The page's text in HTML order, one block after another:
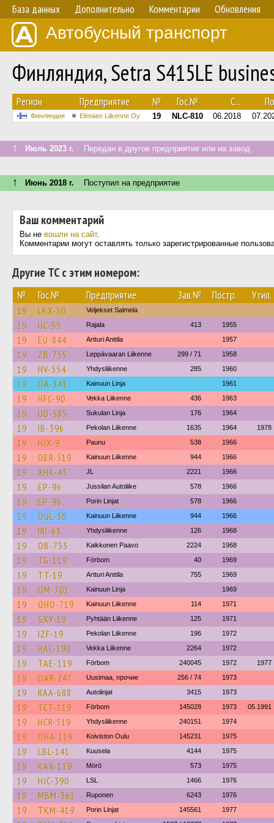
База данных Дополнительно Комментарии Обновления
Автобусный транспорт
Финляндия, Setra S415LE
Регион Предприятие № Гос.№ С...
Финляндия Elimäen Liikenne Oy 19 NLC-810 06.2018
↑ Июль 2023 г. Передан в другое предприятие или на завод
↑ Июнь 2018 г. Поступил на предприятие
Ваш комментарий
Вы не вошли на сайт.
Комментарии могут оставлять только зарегистрированные
Другие ТС с этим номером:
№ Гос.№ Предприятие Зав.№ Постр. Утил.
19 LKX-50 Veljekset Salmela
19 UC-55 Rajala 413 1955
19 EU-844 Artturi Anttila 1957
19 ZB-755 Leppävaaran Liikenne 299 / 71 1958
19 HV-554 Yhdysliikenne 285 1960
19 OÄ-341 Kainuun Linja 1961
19 HFC-90 Vekka Liikenne 436 1963
19 UD-585 Sukulan Linja 176 1964
19 IB-396 Pekolan Liikenne 1635 1964 1978
19 HJX-9 Paunu 538 1966
19 OER-519 Kainuun Liikenne 944 1966
19 XHK-43 JL 2221 1966
19 EP-96 Jussilan Autoliike 578 1966
19 EP-96 Porin Linjat 578 1966
19 OUL-50 Kainuun Liikenne 944 1966
19 IRI-63 Yhdysliikenne 126 1968
19 OB-753 Kaikkonen Paavo 2224 1968
19 TG-119 Förbom 40 1969
19 TT-19 Artturi Anttila 755 1969
19 OM-701 Kainuun Linja 1969
19 OHO-719 Kainuun Liikenne 114 1971
19 GXY-19 Pyhtään Liikenne 125 1971
19 IZF-19 Pekolan Liikenne 196 1972
19 HAL-190 Vekka Liikenne 2264 1972
19 TAE-119 Förbom 240045 1972 1977
19 OAR-247 Uusimaa, прочие 256 / 74 1973
19 RAA-688 Autolinjat 3415 1973
19 TCT-119 Förbom 145028 1973 05.1991
19 HCR-519 Yhdysliikenne 240151 1974
19 OHA-119 Koiviston Oulu 145231 1975
19 LBL-141 Kuusela 4144 1975
19 KAX-119 Mörö 573 1975
19 HJC-390 LSL 1466 1976
19 MBM-361 Ruponen 6243 1976
19 TKM-419 Porin Linjat 145561 1977